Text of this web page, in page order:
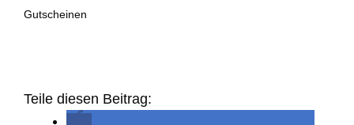
Gutscheinen
Teile diesen Beitrag: